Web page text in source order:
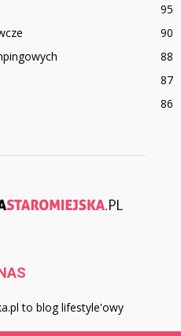
95
90
88
87
86
to blog lifestyle'owy